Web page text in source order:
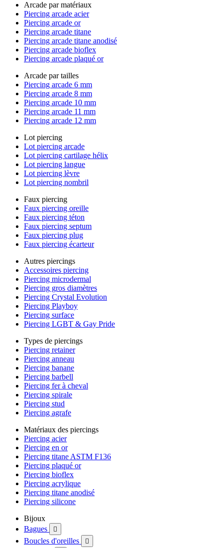
Arcade par matériaux
Piercing arcade acier
Piercing arcade or
Piercing arcade titane
Piercing arcade titane anodisé
Piercing arcade bioflex
Piercing arcade plaqué or
Arcade par tailles
Piercing arcade 6 mm
Piercing arcade 8 mm
Piercing arcade 10 mm
Piercing arcade 11 mm
Piercing arcade 12 mm
Lot piercing
Lot piercing arcade
Lot piercing cartilage hélix
Lot piercing langue
Lot piercing lèvre
Lot piercing nombril
Faux piercing
Faux piercing oreille
Faux piercing téton
Faux piercing septum
Faux piercing plug
Faux piercing écarteur
Autres piercings
Accessoires piercing
Piercing microdermal
Piercing gros diamètres
Piercing Crystal Evolution
Piercing Playboy
Piercing surface
Piercing LGBT & Gay Pride
Types de piercings
Piercing retainer
Piercing anneau
Piercing banane
Piercing barbell
Piercing fer à cheval
Piercing spirale
Piercing stud
Piercing agrafe
Matériaux des piercings
Piercing acier
Piercing en or
Piercing titane ASTM F136
Piercing plaqué or
Piercing bioflex
Piercing acrylique
Piercing titane anodisé
Piercing silicone
Bijoux
Bagues

Boucles d'oreilles 